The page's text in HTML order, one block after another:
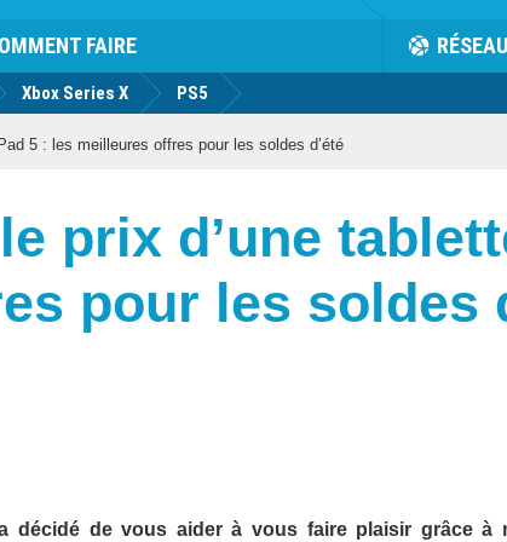
FAIRE RÉSEAU
Xbox Series X PS5
5 : les meilleures offres pour les soldes d’été
prix d’une
pour les soldes
décidé de vous aider à vous faire plaisir grâce à